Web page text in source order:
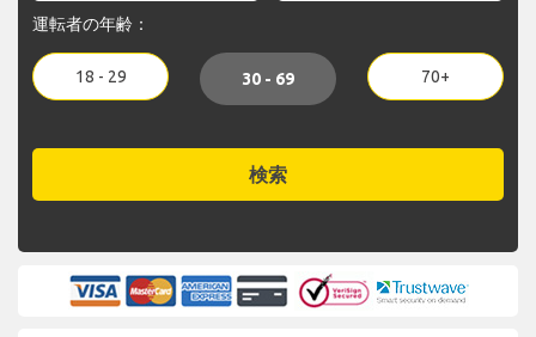
運転者の年齢：
18 - 29 30 - 69 70+
検索